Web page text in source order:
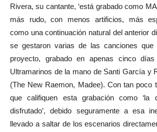
Rivera, su cantante, ‘está grabado como
más rudo, con menos artificios, más
como una continuación natural del anterior
se gestaron varias de las canciones que
proyecto, grabado en apenas cinco
Ultramarinos de la mano de Santi García y
(The New Raemon, Madee). Con tan poco
que califiquen esta grabación como ‘la
disfrutado’, debido seguramente a esa
llevado a saltar de los escenarios